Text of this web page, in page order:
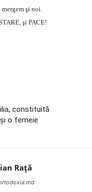
şi noi.
şi PACE!
constituită
o femeie
Raţă